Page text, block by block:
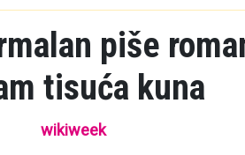
piše
tisuća kuna
wikiweek